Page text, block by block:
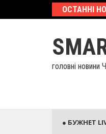
ОСТАННІ
головні новини
● БУЖНЕТ